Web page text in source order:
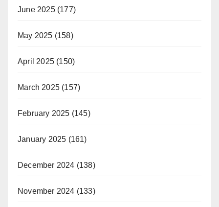
June 2025(177)
May 2025 (158)
April 2025 (150)
March 2025 (157)
February 2025 (145)
January 2025 (161)
December 2024 (138)
November 2024 (133)